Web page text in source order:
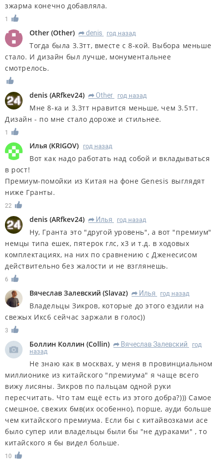
зжарма конечно добавляла.
1
Other (Other) R denis год назад
Тогда была 3.3тт, вместе с 8-кой. Выбора меньше
стало. И дизайн был лучше, монументальнее
смотрелось.
denis (ARfkev24) R Other год назад
Мне 8-ка и 3.3тт нравится меньше, чем 3.5тт.
Дизайн - по мне стало дороже и стильнее.
1
Илья (KRIGOV) год назад
Вот как надо работать над собой и вкладываться
в рост!
Премиум-помойки из Китая на фоне Genesis выглядят
ниже Гранты.
22
denis (ARfkev24) R Илья год назад
Ну, Гранта это "другой уровень", а вот "премиум"
немцы типа ешек, пятерок глс, х3 и т.д. в ходовых
комплектациях, на них по сравнению с Дженесисом
действительно без жалости и не взглянешь.
6
Вячеслав Залевский (Slavaz) R Илья год назад
Владельцы Зикров, которые до этого ездили на
свежых Икс6 сейчас заржали в голос))
3
Боллин Коллин (Collin) R Вячеслав Залевский
год
назад
Не знаю как в москвах, у меня в провинциальном
миллионике из китайского "премиума" я чаще всего
вижу лисяны. Зикров по пальцам одной руки
пересчитать. Что там ещё есть из этого добра?))) Самое
смешное, свежих бмв(их особенно), порше, ауди больше
чем китайского премиума. Если бы с китайвозками асе
было супер или владельцы были бы "не дураками" , то
китайского я бы видел больше.
10